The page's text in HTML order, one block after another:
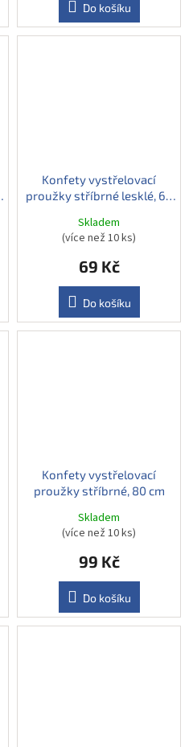
Do košíku
Konfety vystřelovací
proužky stříbrné lesklé, 60
Skladem
(více než 10 ks)
69 Kč
Do košíku
Konfety vystřelovací
proužky stříbrné, 80 cm
Skladem
(více než 10 ks)
99 Kč
Do košíku